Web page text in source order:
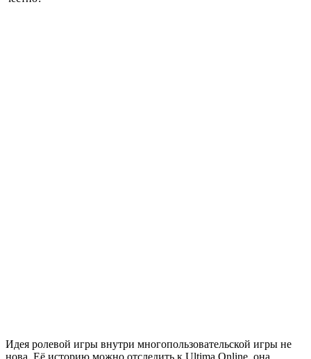
Идея ролевой игры внутри многопользовательской игры не
нова. Её историю можно отследить к Ultima Online, она